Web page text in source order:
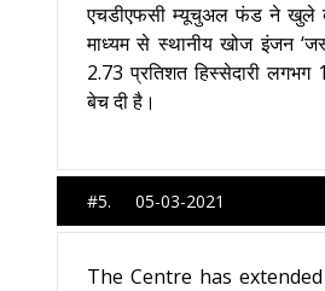
एचडीएफसी म्यूचुअल फंड ने खुले
माध्यम से स्थानीय खोज इंजन
2.73 प्रतिशत हिस्सेदारी
बेच दी है।
#5. 05-03-2021
The Centre has